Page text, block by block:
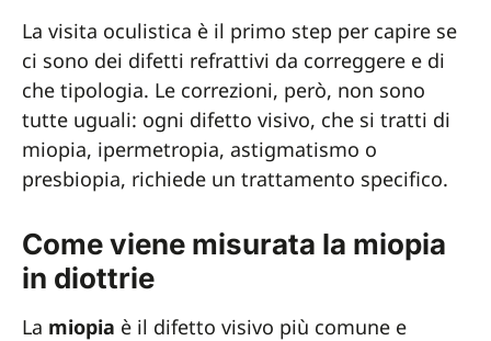
La visita oculistica è il primo step per capire se
ci sono dei difetti refrattivi da correggere e di
che tipologia. Le correzioni, però, non sono
tutte uguali: ogni difetto visivo, che si tratti di
miopia, ipermetropia, astigmatismo o
presbiopia, richiede un trattamento specifico.
Come viene misurata la miopia
in diottrie
La miopia è il difetto visivo più comune e